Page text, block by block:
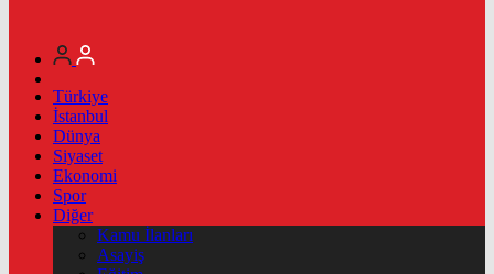
Türkiye
İstanbul
Dünya
Siyaset
Ekonomi
Spor
Diğer
Kamu İlanları
Asayiş